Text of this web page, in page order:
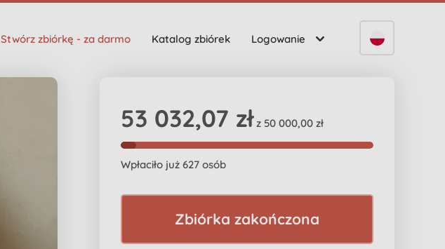
Stwórz zbiórkę - za darmo Katalog zbiórek Logowanie
53 032,07 zł z 50 000,00 zł
Wpłaciło już 627 osób
Zbiórka zakończona